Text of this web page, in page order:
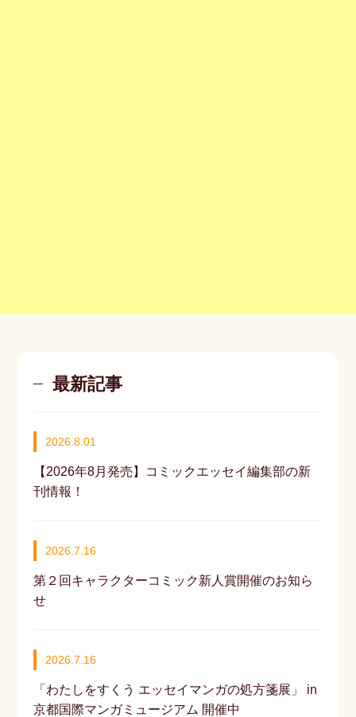
最新記事
2026.8.01
【2026年8月発売】コミックエッセイ編集部の新
刊情報！
2026.7.16
第２回キャラクターコミック新人賞開催のお知ら
せ
2026.7.16
「わたしをすくう エッセイマンガの処方箋展」 in
京都国際マンガミュージアム 開催中